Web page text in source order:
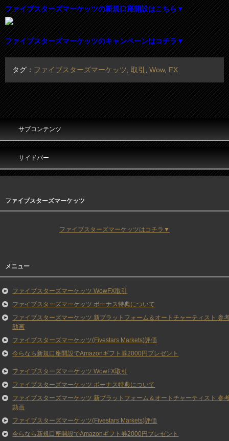
ファイブスターズマーケッツの新規口座開設はこちら▼
ファイブスターズマーケッツのキャンペーンはコチラ▼
タグ： ファイブスターズマーケッツ 取引 Wow, FX
サブコンテンツ
サイドバー
ファイブスターズマーケッツ
ファイブスターズマーケッツはコチラ▼
メニュー
ファイブスターズマーケッツ WowFX取引
ファイブスターズマーケッツ ボーナス特典について
ファイブスターズマーケッツ 新プラットフォーム＆オートチャーティスト 参
動画
ファイブスターズマーケッツ(Fivestars Markets)評価
今らなら新規口座開設でAmazonギフト券2000円プレゼント
ファイブスターズマーケッツ WowFX取引
ファイブスターズマーケッツ ボーナス特典について
ファイブスターズマーケッツ 新プラットフォーム＆オートチャーティスト 参
動画
ファイブスターズマーケッツ(Fivestars Markets)評価
今らなら新規口座開設でAmazonギフト券2000円プレゼント